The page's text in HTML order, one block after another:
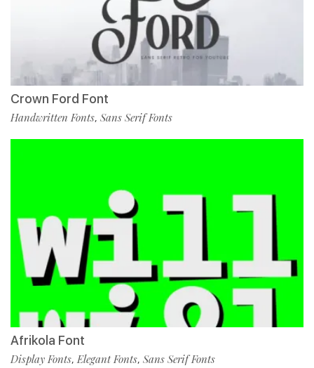
Crown Ford Font
Handwritten Fonts, Sans Serif Fonts
Afrikola Font
Display Fonts, Elegant Fonts, Sans Serif Fonts